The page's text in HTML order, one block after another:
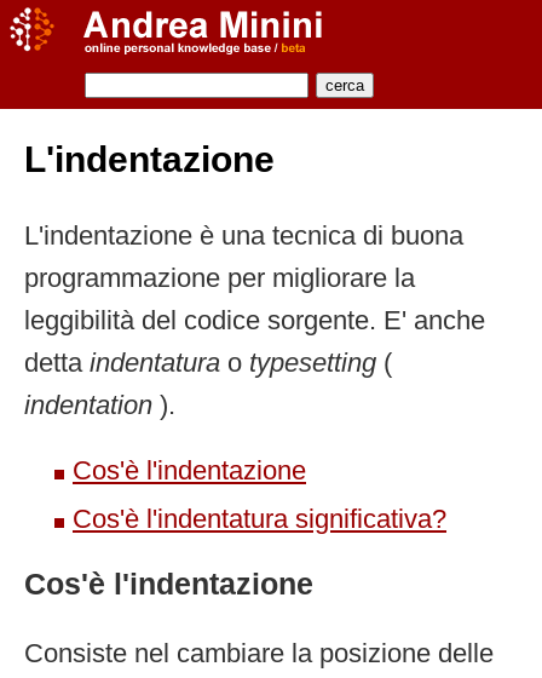
L'indentazione
L'indentazione è una tecnica di buona
programmazione per migliorare la
leggibilità del codice sorgente. E' anche
detta indentatura o typesetting (
indentation ).
Cos'è l'indentazione
Cos'è l'indentatura significativa?
Cos'è l'indentazione
Consiste nel cambiare la posizione delle